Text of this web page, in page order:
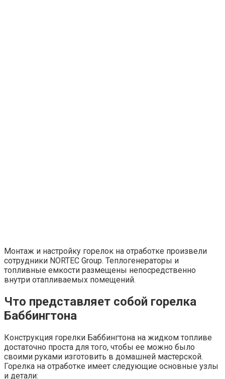
Монтаж и настройку горелок на отработке произвели
сотрудники NORTEC Group. Теплогенераторы и
топливные емкости размещены непосредственно
внутри отапливаемых помещений.
Что представляет собой горелка
Баббингтона
Конструкция горелки Баббингтона на жидком топливе
достаточно проста для того, чтобы ее можно было
своими руками изготовить в домашней мастерской.
Горелка на отработке имеет следующие основные узлы
и детали: